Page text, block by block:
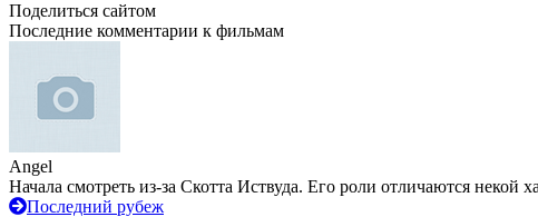
Поделиться сайтом
Последние комментарии к фильмам
Angel
Начала смотреть из-за Скотта Иствуда. Его роли отличаются некой
Последний рубеж